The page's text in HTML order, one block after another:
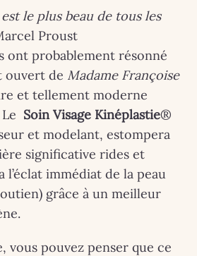
le plus beau de tous les
Proust
ont probablement résonné
ouvert de Madame Françoise
et tellement moderne
Soin Visage Kinéplastie®
et modelant, estompera
significative rides et
l’éclat immédiat de la peau
grâce à un meilleur
vous pouvez penser que ce